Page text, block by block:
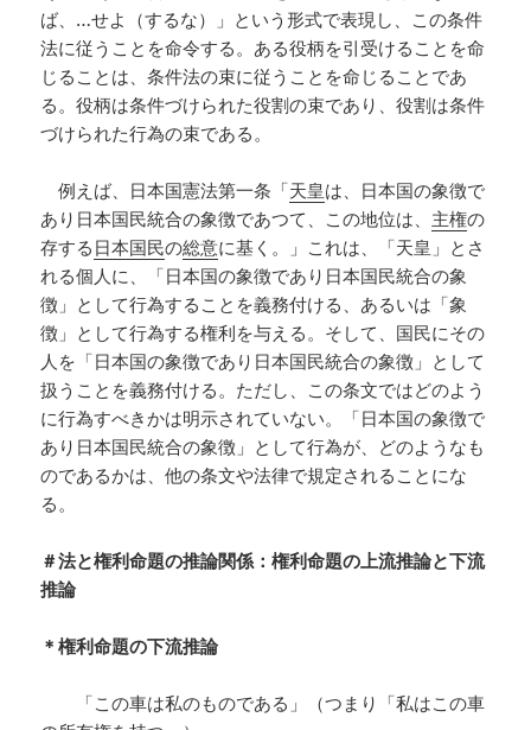
ば、…せよ（するな）」という形式で表現し、この条件
法に従うことを命令する。ある役柄を引受けることを命
じることは、条件法の束に従うことを命じることであ
る。役柄は条件づけられた役割の束であり、役割は条件
づけられた行為の束である。
例えば、日本国憲法第一条「天皇は、日本国の象徴で
あり日本国民統合の象徴であつて、この地位は、 主権の
存する 日本国民の総意に基く。」これは、「天皇」とさ
れる個人に、「日本国の象徴であり日本国民統合の象
徴」として行為することを義務付ける、あるいは「象
徴」として行為する権利を与える。そして、国民にその
人を「日本国の象徴であり日本国民統合の象徴」として
扱うことを義務付ける。ただし、この条文ではどのよう
に行為すべきかは明示されていない。「日本国の象徴で
あり日本国民統合の象徴」として行為が、どのようなも
のであるかは、他の条文や法律で規定されることにな
る。
＃法と権利命題の推論関係：権利命題の上流推論と下流
推論
＊権利命題の下流推論
「この車は私のものである」（つまり「私はこの車